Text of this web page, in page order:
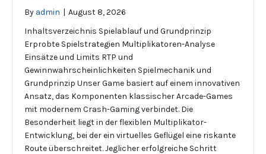
By admin | August 8, 2026
Inhaltsverzeichnis Spielablauf und Grundprinzip
Erprobte Spielstrategien Multiplikatoren-Analyse
Einsätze und Limits RTP und
Gewinnwahrscheinlichkeiten Spielmechanik und
Grundprinzip Unser Game basiert auf einem innovativen
Ansatz, das Komponenten klassischer Arcade-Games
mit modernem Crash-Gaming verbindet. Die
Besonderheit liegt in der flexiblen Multiplikator-
Entwicklung, bei der ein virtuelles Geflügel eine riskante
Route überschreitet. Jeglicher erfolgreiche Schritt